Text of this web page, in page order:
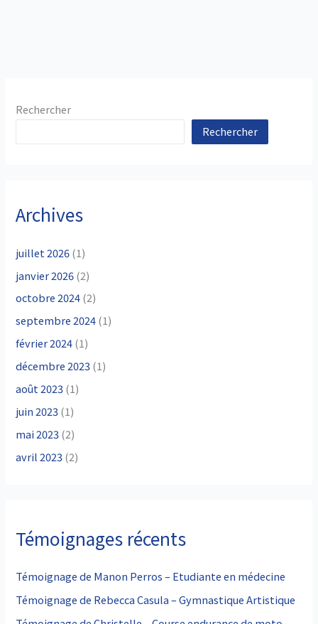
Rechercher
Rechercher
Archives
juillet 2026(1)
janvier 2026(2)
octobre 2024(2)
septembre 2024(1)
février 2024(1)
décembre 2023(1)
août 2023(1)
juin 2023(1)
mai 2023(2)
avril 2023(2)
Témoignages récents
Témoignage de Manon Perros – Etudiante en médecine
Témoignage de Rebecca Casula – Gymnastique Artistique